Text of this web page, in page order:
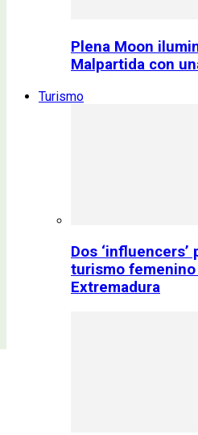
Plena Moon
Malpartida con
Turismo
Dos ‘influencers’
turismo
Extremadura